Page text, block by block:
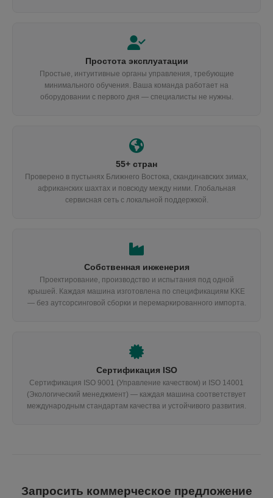
Простота эксплуатации
Простые, интуитивные органы управления, требующие
минимального обучения. Ваша команда работает на
оборудовании с первого дня — специалисты не нужны.
55+ стран
Проверено в пустынях Ближнего Востока, скандинавских зимах,
африканских шахтах и повсюду между ними. Глобальная
сервисная сеть с локальной поддержкой.
Собственная инженерия
Проектирование, производство и испытания под одной
крышей. Каждая машина изготовлена по спецификациям KKE
— без аутсорсинговой сборки и перемаркированного импорта.
Сертификация ISO
Сертификация ISO 9001 (Управление качеством) и ISO 14001
(Экологический менеджмент) — каждая машина соответствует
международным стандартам качества и устойчивого развития.
Запросить коммерческое предложение